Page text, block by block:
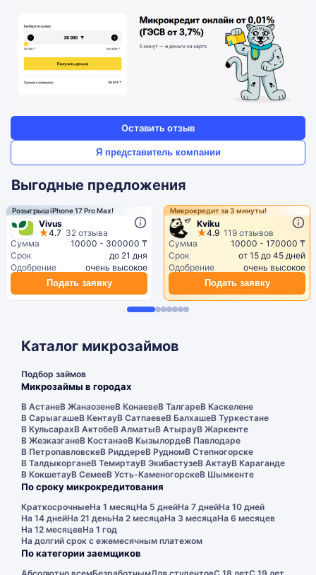
Оставить отзыв
Я представитель компании
Выгодные предложения
Розыгрыш iPhone 17 Pro Max!
Vivus
4.7 32 отзыва
Сумма
10000 - 300000 ₸
Срок
до 21 дня
Одобрение
очень высокое
Подать заявку
Микрокредит за 3 минуты!
Kviku
4.9 119 отзывов
Сумма
10000 - 170000 ₸
Срок
от 15 до 45 дней
Одобрение
очень высокое
Подать заявку
Каталог микрозаймов
Подбор займов
Микрозаймы в городах
В АстанеВ ЖанаозенеВ КонаевеВ ТалгареВ Каскелене
В СарыагашеВ КентауВ СатпаевеВ БалхашеВ Туркестане
В КульсарахВ АктобеВ АлматыВ АтырауВ Жаркенте
В ЖезказганеВ КостанаеВ КызылордеВ Павлодаре
В ПетропавловскеВ РиддереВ РудномВ Степногорске
В ТалдыкорганеВ ТемиртауВ ЭкибастузеВ АктауВ Караганде
В КокшетауВ СемееВ Усть-КаменогорскеВ Шымкенте
По сроку микрокредитования
КраткосрочныеНа 1 месяцНа 5 днейНа 7 днейНа 10 дней
На 14 днейНа 21 деньНа 2 месяцаНа 3 месяцаНа 6 месяцев
На 12 месяцевНа 1 год
На долгий срок с ежемесячным платежом
По категории заемщиков